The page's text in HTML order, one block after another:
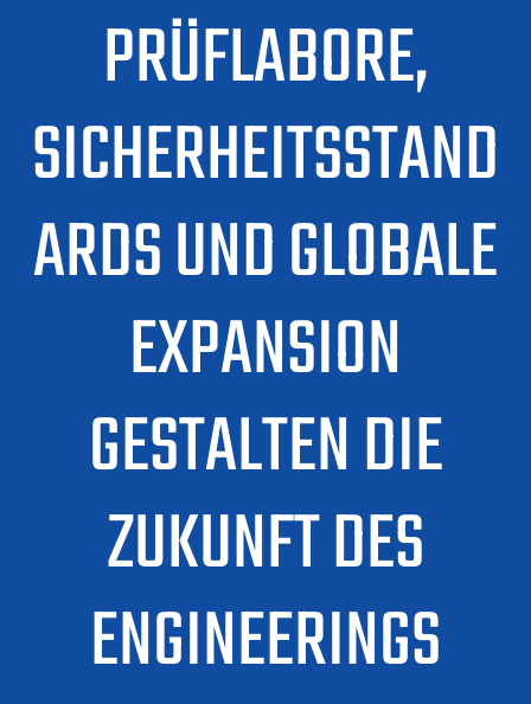
PRÜFLABORE,
SICHERHEITSSTAND
ARDS UND GLOBALE
EXPANSION
GESTALTEN DIE
ZUKUNFT DES
ENGINEERINGS